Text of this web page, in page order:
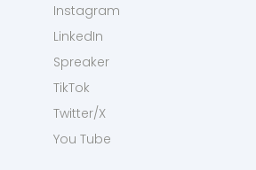
Instagram
LinkedIn
Spreaker
TikTok
Twitter/X
You Tube